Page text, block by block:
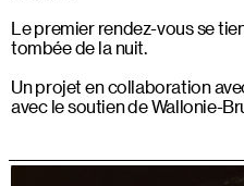
Le premier rendez-vous se
tombée de la nuit.
Un projet en collaboration
avec le soutien de Wallonie-